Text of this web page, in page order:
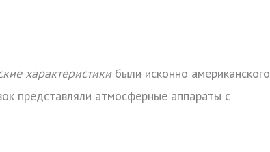
характеристикибыли исконно американского
представляли атмосферные аппараты с